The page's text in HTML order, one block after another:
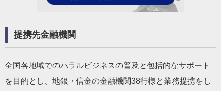
提携先金融機関
全国各地域でのハラルビジネスの普及と包括的なサポート
を目的とし、地銀・信金の金融機関38行様と業務提携をし